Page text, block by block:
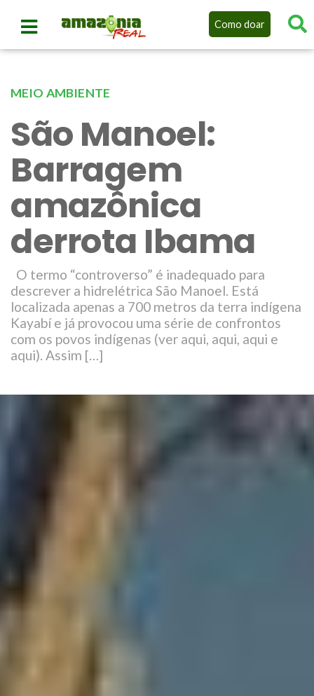
Como doar
MEIO AMBIENTE
São Manoel:
Barragem
amazônica
derrota Ibama
O termo “controverso” é inadequado para
descrever a hidrelétrica São Manoel. Está
localizada apenas a 700 metros da terra indígena
Kayabí e já provocou uma série de confrontos
com os povos indígenas (ver aqui, aqui, aqui e
aqui). Assim […]